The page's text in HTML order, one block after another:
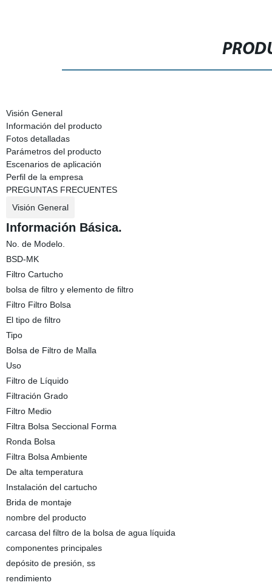
Visión General
Información del producto
Fotos detalladas
Parámetros del producto
Escenarios de aplicación
Perfil de la empresa
PREGUNTAS FRECUENTES
Visión General
Información Básica.
No. de Modelo.
BSD-MK
Filtro Cartucho
bolsa de filtro y elemento de filtro
Filtro Filtro Bolsa
El tipo de filtro
Tipo
Bolsa de Filtro de Malla
Uso
Filtro de Líquido
Filtración Grado
Filtro Medio
Filtra Bolsa Seccional Forma
Ronda Bolsa
Filtra Bolsa Ambiente
De alta temperatura
Instalación del cartucho
Brida de montaje
nombre del producto
carcasa del filtro de la bolsa de agua líquida
componentes principales
depósito de presión, ss
rendimiento